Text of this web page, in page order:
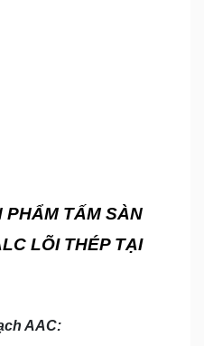
PHẨM TẤM SÀN
LÕI THÉP TẠI
AAC: